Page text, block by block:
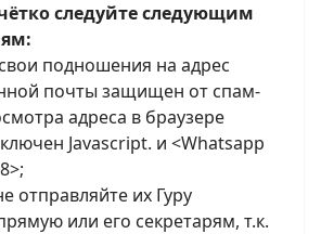
следуйте следующим
подношения на адрес
почты защищен от спам-
адреса в браузере
Javascript. и <Whatsapp
отправляйте их Гуру
или его секретарям, т.к.